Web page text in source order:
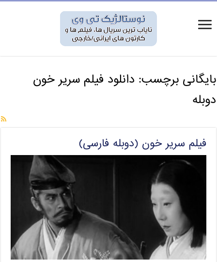
بایگانی برچسب: دانلود فیلم سریر خون
دوبله
فیلم سریر خون (دوبله فارسی)